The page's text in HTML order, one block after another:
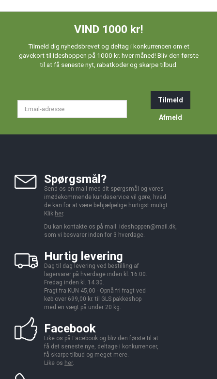
VIND 1000 kr!
Tilmeld dig nyhedsbrevet og deltag i konkurrencen om et
gavekort til Ideshoppen på 1000 kr. hver måned! Bliv den første
til at få seneste nyt, rabatkoder og skarpe tilbud.
Tilmeld
Afmeld
Spørgsmål?
Send os en mail med dit spørgsmål og vores
imødekommende kundeservice vil gøre, hvad
de kan for at være behjælpelige hurtigst muligt.
Klik her.
Du kan kontakte os på mail: ideshoppen@mail.dk,
som vi besvarer inden for 3 hverdage.
Hurtig levering
Dag til dag levering ved bestilling af
lagervarer på hverdage inden kl. 16.00.
Fredag inden kl. 14.30.
Fragt fra KUN 45,00 - Opnå fri fragt ved
køb over 699,00 kr. til GLS pakkeshop
med en vægt på under 20 kg.
Facebook
Like os på Facebook og bliv den første til at
få det seneste nye, deltage i konkurrencer,
få skarpe tilbud og meget mere.
Like os her.